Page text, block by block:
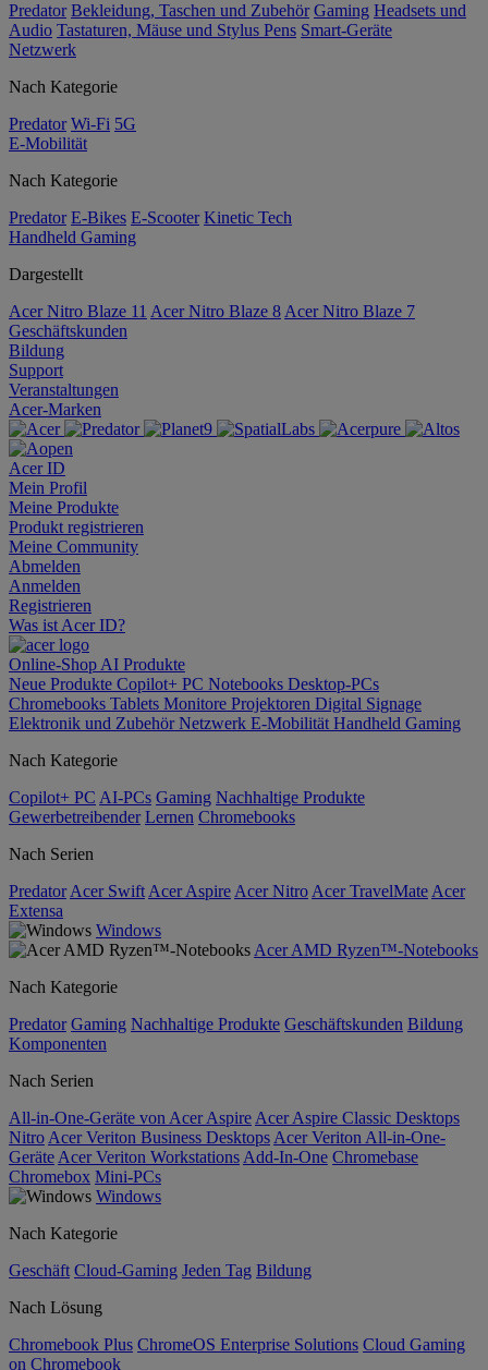
Predator Bekleidung, Taschen und Zubehör Gaming Headsets und
Audio Tastaturen, Mäuse und Stylus Pens Smart-Geräte
Netzwerk
Nach Kategorie
Predator Wi-Fi 5G
E-Mobilität
Nach Kategorie
Predator E-Bikes E-Scooter Kinetic Tech
Handheld Gaming
Dargestellt
Acer Nitro Blaze 11 Acer Nitro Blaze 8 Acer Nitro Blaze 7
Geschäftskunden
Bildung
Support
Veranstaltungen
Acer-Marken
Acer ID
Mein Profil
Meine Produkte
Produkt registrieren
Meine Community
Abmelden
Anmelden
Registrieren
Was ist Acer ID?
Online-Shop AI Produkte
Neue Produkte Copilot+ PC Notebooks Desktop-PCs
Chromebooks Tablets Monitore Projektoren Digital Signage
Elektronik und ZubehörNetzwerk E-Mobilität Handheld Gaming
Nach Kategorie
Copilot+ PC AI-PCs Gaming Nachhaltige Produkte
Gewerbetreibender Lernen Chromebooks
Nach Serien
Predator Acer Swift Acer Aspire Acer Nitro Acer TravelMate Acer
Extensa
Windows
Acer AMD Ryzen™-Notebooks
Nach Kategorie
Predator Gaming Nachhaltige Produkte Geschäftskunden Bildung
Komponenten
Nach Serien
All-in-One-Geräte von Acer Aspire Acer Aspire Classic Desktops
Nitro Acer Veriton Business Desktops Acer Veriton All-in-One-
Geräte Acer Veriton Workstations Add-In-One Chromebase
Chromebox Mini-PCs
Windows
Nach Kategorie
Geschäft Cloud-Gaming Jeden Tag Bildung
Nach Lösung
Chromebook Plus ChromeOS Enterprise Solutions Cloud Gaming
on Chromebook